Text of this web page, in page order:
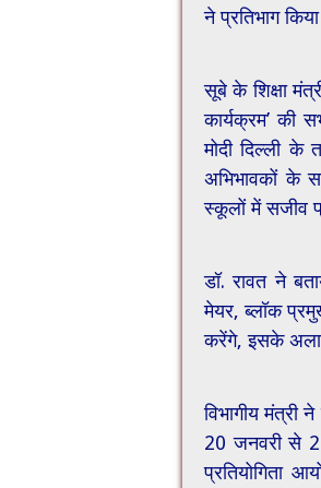
ने प्रतिभाग
सूबे के शिक्षा
कार्यक्रम’ की
मोदी दिल्ली के
अभिभावकों के
स्कूलों में सजीव
डॉ. रावत ने
मेयर, ब्लॉक
करेंगे, इसके
विभागीय मंत्री
20 जनवरी से
प्रतियोगिता